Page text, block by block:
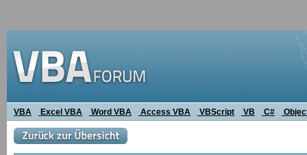
VBA Excel VBA Word VBA Access VBA VBScript VB C#